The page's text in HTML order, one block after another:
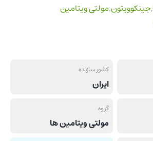
,جینکوویتون,مولتی ویتامین
کشور سازنده
ایران
گروه
مولتی ویتامین ها